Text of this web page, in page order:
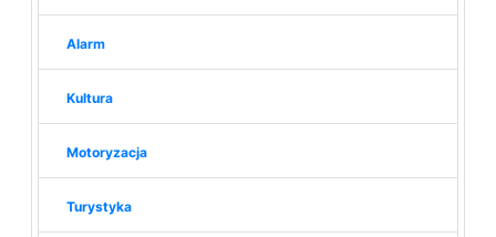
Alarm
Kultura
Motoryzacja
Turystyka